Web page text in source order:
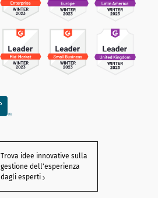
Trova idee innovative sulla
gestione dell'esperienza
dagli esperti